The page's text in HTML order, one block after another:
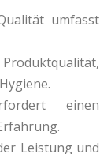
umfasst
einen
Leistung und